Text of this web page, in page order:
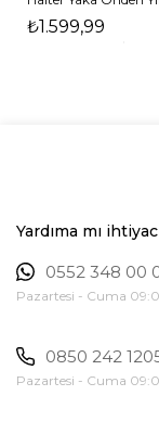
₺1.599,99
Yardıma mı
0552 348 00
Pazartesi - Cuma
0850 242
Pazartesi - Cuma